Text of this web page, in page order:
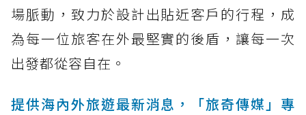
場脈動，致力於設計出貼近客戶的行程，成
為每一位旅客在外最堅實的後盾，讓每一次
出發都從容自在。
提供海內外旅遊最新消息，「旅奇傳媒」專